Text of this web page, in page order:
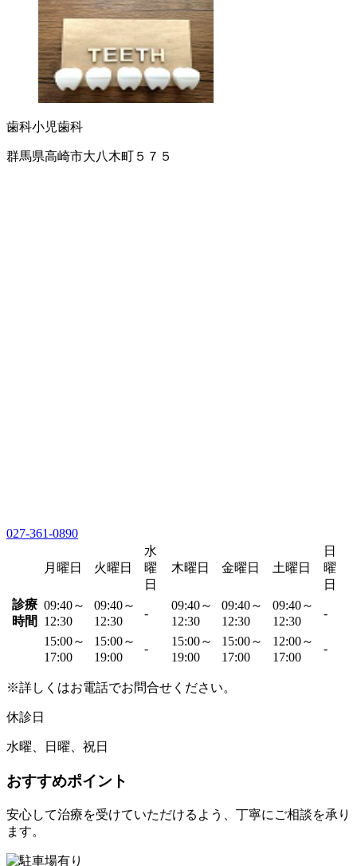
歯科小児歯科
群馬県高崎市大八木町５７５
027-361-0890
月曜日 火曜日
水
曜
日
木曜日 金曜日 土曜日
日
曜
日
診療
時間
09:40～
12:30
09:40～
12:30
-
09:40～
12:30
09:40～
12:30
09:40～
12:30
-
15:00～
17:00
15:00～
19:00
-
15:00～
19:00
15:00～
17:00
12:00～
17:00
-
※詳しくはお電話でお問合せください。
休診日
水曜、日曜、祝日
おすすめポイント
安心して治療を受けていただけるよう、丁寧にご相談を承り
ます。